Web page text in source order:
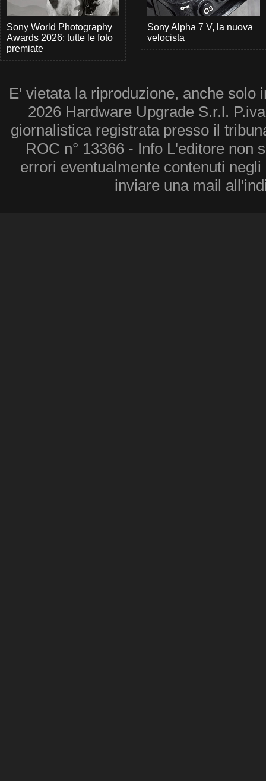
Sony World Photography
Awards 2026: tutte le foto
premiate
Sony Alpha 7 V, la nuova
velocista
E' vietata la riproduzione, anche solo
2026 Hardware Upgrade S.r.l.
giornalistica registrata presso il
ROC n° 13366 - Info L'editore non
errori eventualmente contenuti
inviare una mail